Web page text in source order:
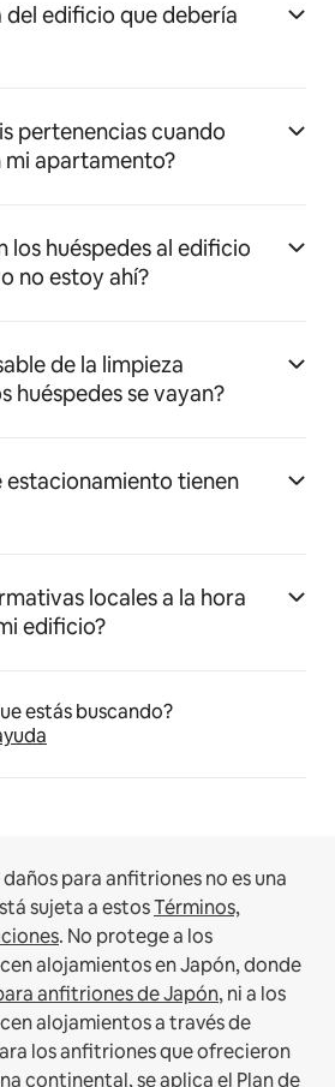
del edificio que debería
pertenencias cuando
mi apartamento?
los huéspedes al edificio
no estoy ahí?
de la limpieza
huéspedes se vayan?
estacionamiento tienen
locales a la hora
edificio?
estás buscando?
para anfitriones no es una
sujeta a estosTérminos,
. No protege a los
alojamientos en Japón, donde
anfitriones de Japón, ni a los
alojamientos a través de
los anfitriones que ofrecieron
continental, se aplica el Plan de